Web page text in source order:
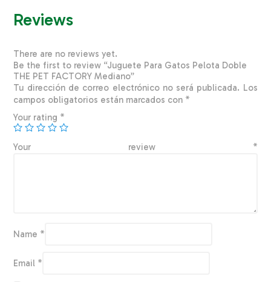
Reviews
There are no reviews yet.
Be the first to review “Juguete Para Gatos Pelota Doble
THE PET FACTORY Mediano”
Tu dirección de correo electrónico no será publicada. Los
campos obligatorios están marcados con *
Your rating *
Your review *
Name *
Email *